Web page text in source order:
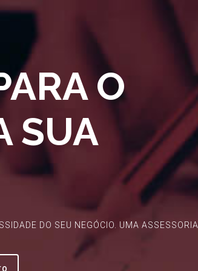
O
SUA
DO SEU NEGÓCIO. UMA ASSESSORIA